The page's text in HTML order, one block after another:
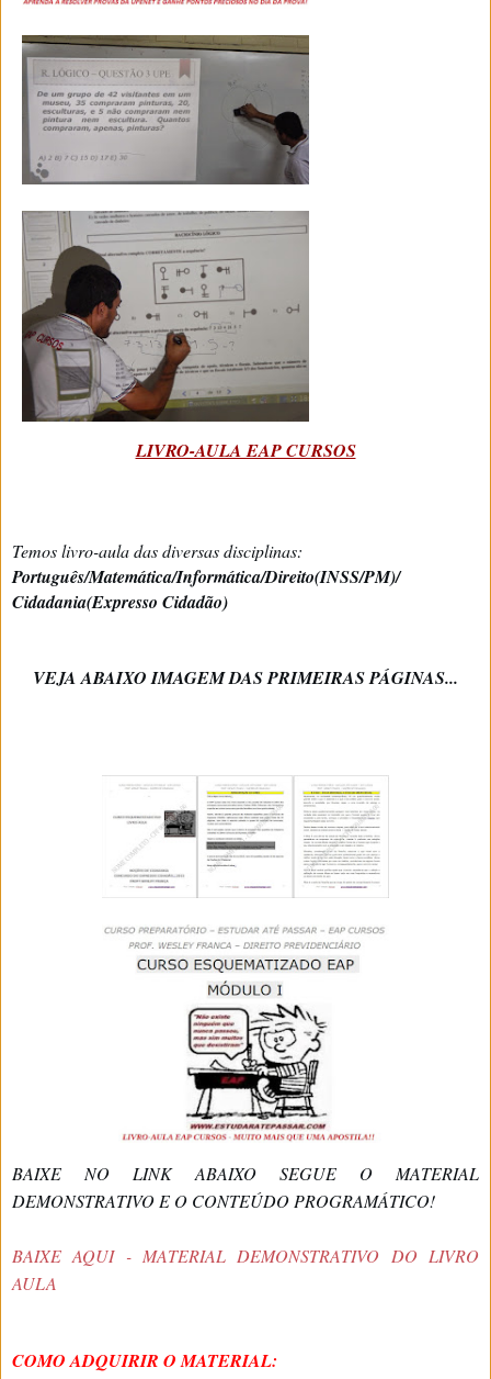
LIVRO-AULA EAP CURSOS
Temos livro-aula das diversas disciplinas:
Português/Matemática/Informática/Direito(INSS/PM)/
Cidadania(Expresso Cidadão)
VEJA ABAIXO IMAGEM DAS PRIMEIRAS PÁGINAS...
BAIXE NO LINK ABAIXO SEGUE O MATERIAL
DEMONSTRATIVO E O CONTEÚDO PROGRAMÁTICO!
BAIXE AQUI - MATERIAL DEMONSTRATIVO DO LIVRO
AULA
COMO ADQUIRIR O MATERIAL: